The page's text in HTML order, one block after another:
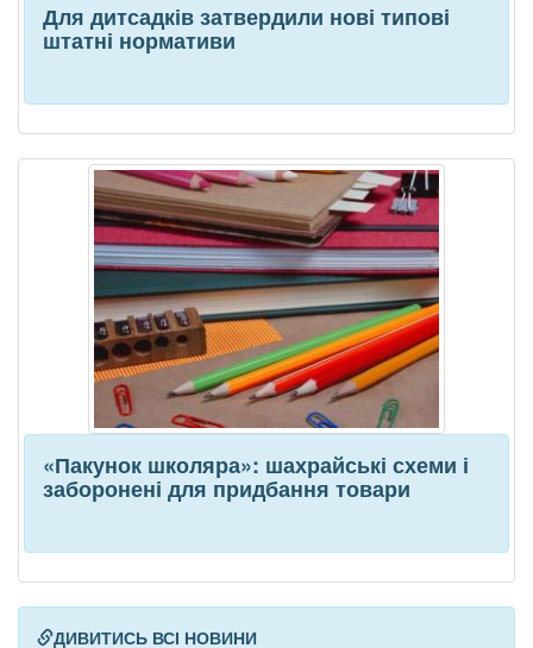
Для дитсадків затвердили нові типові
штатні нормативи
«Пакунок школяра»: шахрайські схеми і
заборонені для придбання товари
ДИВИТИСЬ ВСІ НОВИНИ